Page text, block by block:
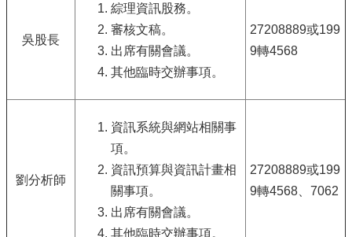
吳股長
綜理資訊股務。
審核文稿。
出席有關會議。
其他臨時交辦事項。
27208889或199
9轉4568
劉分析師
資訊系統與網站相關事
項。
資訊預算與資訊計畫相
關事項。
出席有關會議。
其他臨時交辦事項。
27208889或199
9轉4568、7062